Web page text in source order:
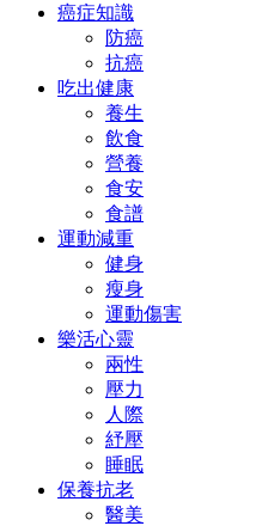
癌症知識
防癌
抗癌
吃出健康
養生
飲食
營養
食安
食譜
運動減重
健身
瘦身
運動傷害
樂活心靈
兩性
壓力
人際
紓壓
睡眠
保養抗老
醫美